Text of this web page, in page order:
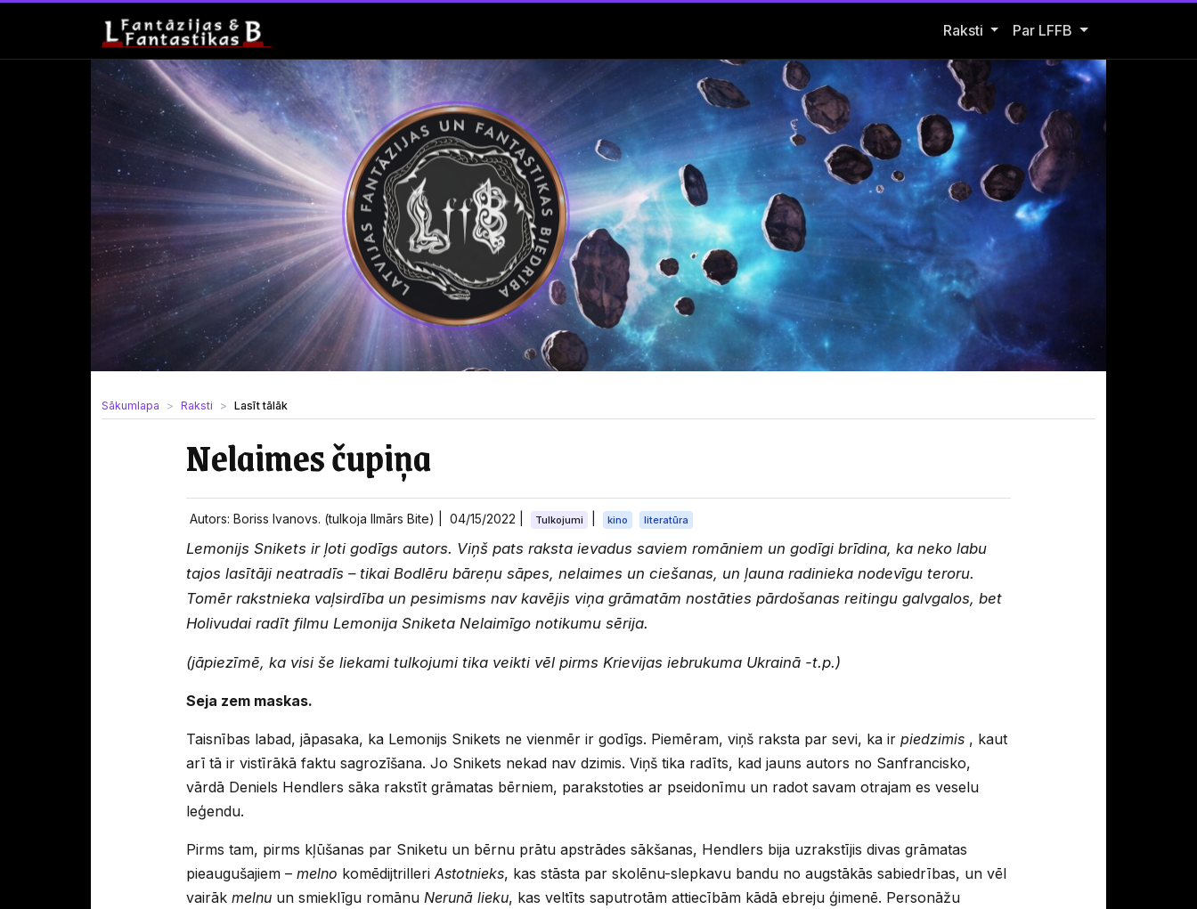
Raksti Open Raksti submenu
Par LFFB
Sākumlapa Raksti Lasīt tālāk
Nelaimes čupiņa
Autors: Boriss Ivanovs. (tulkoja Ilmārs Bite) | 04/15/2022 Tulkojumi kino literatūra
Lemonijs Snikets ir ļoti godīgs autors. Viņš pats raksta ievadus saviem romāniem un godīgi brīdina, ka neko labu
tajos lasītāji neatradīs – tikai Bodlēru bāreņu sāpes, nelaimes un ciešanas, un ļauna radinieka nodevīgu teroru.
Tomēr rakstnieka vaļsirdība un pesimisms nav kavējis viņa grāmatām nostāties pārdošanas reitingu galvgalos, bet
Holivudai radīt filmu Lemonija Sniketa Nelaimīgo notikumu sērija.
(jāpiezīmē, ka visi še liekami tulkojumi tika veikti vēl pirms Krievijas iebrukuma Ukrainā -t.p.)
Seja zem maskas.
Taisnības labad, jāpasaka, ka Lemonijs Snikets ne vienmēr ir godīgs. Piemēram, viņš raksta par sevi, ka ir piedzimis , kaut
arī tā ir vistīrākā faktu sagrozīšana. Jo Snikets nekad nav dzimis. Viņš tika radīts, kad jauns autors no Sanfrancisko,
vārdā Deniels Hendlers sāka rakstīt grāmatas bērniem, parakstoties ar pseidonīmu un radot savam otrajam es veselu
leģendu.
Pirms tam, pirms kļūšanas par Sniketu un bērnu prātu apstrādes sākšanas, Hendlers bija uzrakstījis divas grāmatas
pieaugušajiem – melno komēdijtrilleri Astotnieks, kas stāsta par skolēnu-slepkavu bandu no augstākās sabiedrības, un vēl
vairāk melnu un smieklīgu romānu Nerunā lieku, kas veltīts saputrotām attiecībām kādā ebreju ģimenē. Personāžu